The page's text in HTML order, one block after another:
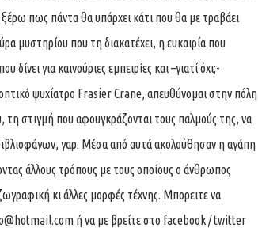
πως πάντα θα υπάρχει κάτι που θα με τραβάει
μυστηρίου που τη διακατέχει, η ευκαιρία που
για καινούριες εμπειρίες και –γιατί όχι;-
ψυχίατρο Frasier Crane, απευθύνομαι στην πόλη
στιγμή που αφουγκράζονται τους παλμούς της, να
γαρ. Μέσα από αυτά ακολούθησαν η αγάπη
άλλους τρόπους με τους οποίους ο άνθρωπος
κι άλλες μορφές τέχνης. Μπορειτε να
ή να με βρείτε στο facebook / twitter